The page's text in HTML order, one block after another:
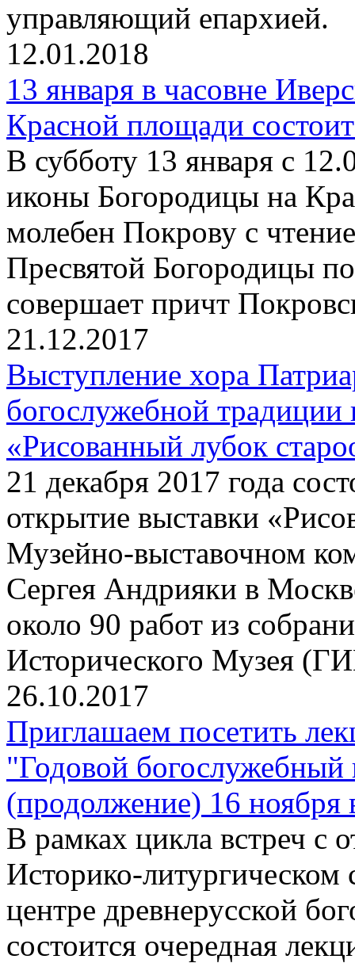
управляющий епархией.
12.01.2018
13 января в часовне
Красной площади
В субботу 13 января с
иконы Богородицы на
молебен Покрову с
Пресвятой Богородицы
совершает причт
21.12.2017
Выступление хора
богослужебной традиции
«Рисованный лубок
21 декабря 2017 года
открытие выставки
Музейно-выставочном
Сергея Андрияки в
около 90 работ из
Исторического Музея
26.10.2017
Приглашаем посетить
"Годовой богослужебный
(продолжение) 16 ноября
В рамках цикла встреч
Историко-
центре древнерусской
состоится очередная